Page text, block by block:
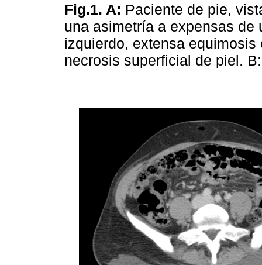
Fig.1. A: Paciente de pie,
una asimetría a expensas de
izquierdo, extensa
necrosis superficial de piel.